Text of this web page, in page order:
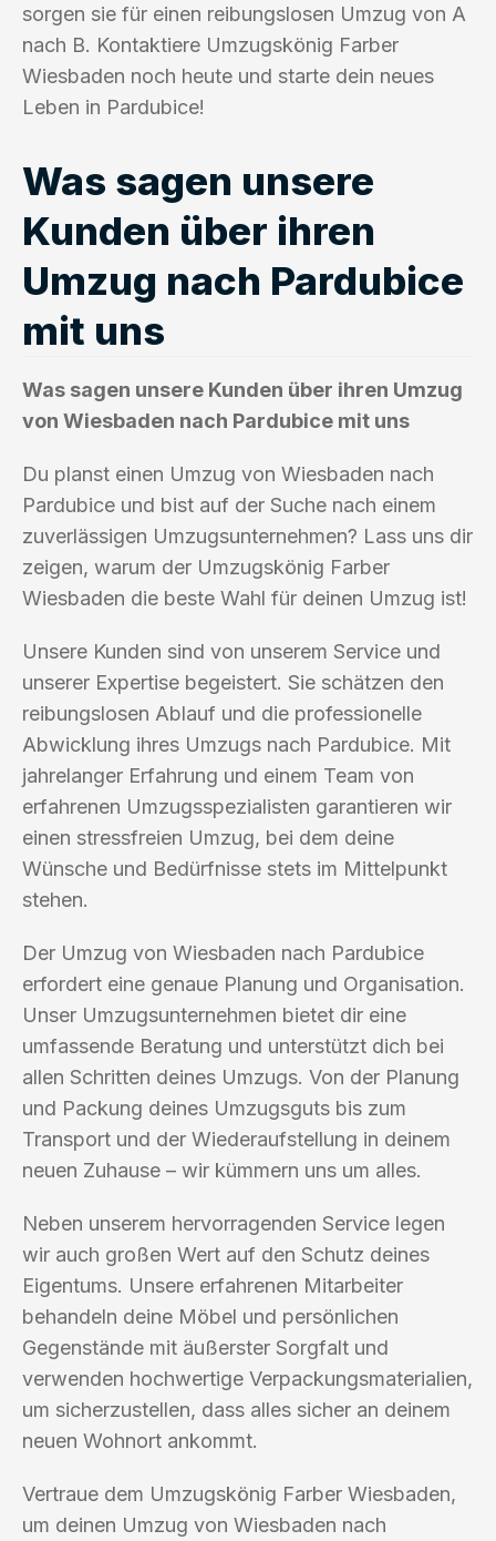
sorgen sie für einen reibungslosen Umzug von A
nach B. Kontaktiere Umzugskönig Farber
Wiesbaden noch heute und starte dein neues
Leben in Pardubice!
Was sagen unsere
Kunden über ihren
Umzug nach Pardubice
mit uns
Was sagen unsere Kunden über ihren Umzug
von Wiesbaden nach Pardubice mit uns
Du planst einen Umzug von Wiesbaden nach
Pardubice und bist auf der Suche nach einem
zuverlässigen Umzugsunternehmen? Lass uns dir
zeigen, warum der Umzugskönig Farber
Wiesbaden die beste Wahl für deinen Umzug ist!
Unsere Kunden sind von unserem Service und
unserer Expertise begeistert. Sie schätzen den
reibungslosen Ablauf und die professionelle
Abwicklung ihres Umzugs nach Pardubice. Mit
jahrelanger Erfahrung und einem Team von
erfahrenen Umzugsspezialisten garantieren wir
einen stressfreien Umzug, bei dem deine
Wünsche und Bedürfnisse stets im Mittelpunkt
stehen.
Der Umzug von Wiesbaden nach Pardubice
erfordert eine genaue Planung und Organisation.
Unser Umzugsunternehmen bietet dir eine
umfassende Beratung und unterstützt dich bei
allen Schritten deines Umzugs. Von der Planung
und Packung deines Umzugsguts bis zum
Transport und der Wiederaufstellung in deinem
neuen Zuhause – wir kümmern uns um alles.
Neben unserem hervorragenden Service legen
wir auch großen Wert auf den Schutz deines
Eigentums. Unsere erfahrenen Mitarbeiter
behandeln deine Möbel und persönlichen
Gegenstände mit äußerster Sorgfalt und
verwenden hochwertige Verpackungsmaterialien,
um sicherzustellen, dass alles sicher an deinem
neuen Wohnort ankommt.
Vertraue dem Umzugskönig Farber Wiesbaden,
um deinen Umzug von Wiesbaden nach